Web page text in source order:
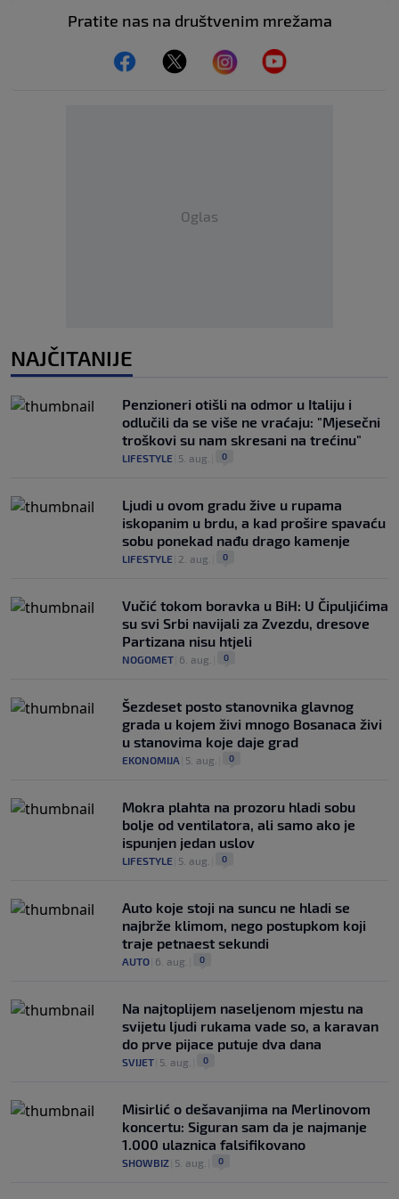
Pratite nas na društvenim mrežama
Oglas
NAJČITANIJE
Penzioneri otišli na odmor u Italiju i
odlučili da se više ne vraćaju: "Mjesečni
troškovi su nam skresani na trećinu"
LIFESTYLE 5. aug. 0
Ljudi u ovom gradu žive u rupama
iskopanim u brdu, a kad prošire spavaću
sobu ponekad nađu drago kamenje
LIFESTYLE 2. aug. 0
Vučić tokom boravka u BiH: U Čipuljićima
su svi Srbi navijali za Zvezdu, dresove
Partizana nisu htjeli
NOGOMET 6. aug. 0
Šezdeset posto stanovnika glavnog
grada u kojem živi mnogo Bosanaca živi
u stanovima koje daje grad
EKONOMIJA 5. aug. 0
Mokra plahta na prozoru hladi sobu
bolje od ventilatora, ali samo ako je
ispunjen jedan uslov
LIFESTYLE 5. aug. 0
Auto koje stoji na suncu ne hladi se
najbrže klimom, nego postupkom koji
traje petnaest sekundi
AUTO 6. aug. 0
Na najtoplijem naseljenom mjestu na
svijetu ljudi rukama vade so, a karavan
do prve pijace putuje dva dana
SVIJET 5. aug. 0
Misirlić o dešavanjima na Merlinovom
koncertu: Siguran sam da je najmanje
1.000 ulaznica falsifikovano
SHOWBIZ 5. aug. 0